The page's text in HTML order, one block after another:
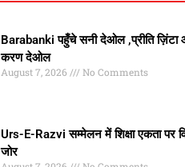
Barabanki पहुँचे सनी देओल ,प्रीति ज़िंटा
करण देओल
August 7, 2026 No Comments
Urs-E-Razvi सम्मेलन में शिक्षा एकता पर
जोर